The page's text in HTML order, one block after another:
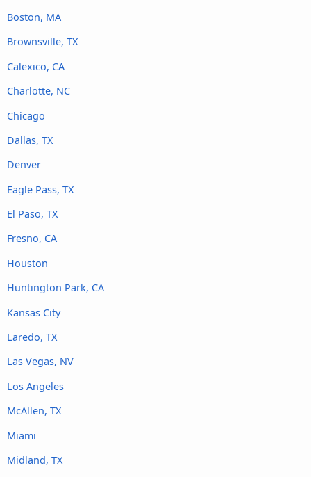
Boston, MA
Brownsville, TX
Calexico, CA
Charlotte, NC
Chicago
Dallas, TX
Denver
Eagle Pass, TX
El Paso, TX
Fresno, CA
Houston
Huntington Park, CA
Kansas City
Laredo, TX
Las Vegas, NV
Los Angeles
McAllen, TX
Miami
Midland, TX